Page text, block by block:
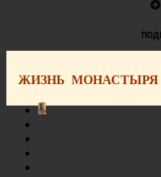
ЖИЗНЬ МОНАСТЫРЯ